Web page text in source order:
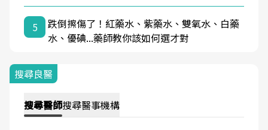
5
跌倒擦傷了！紅藥水、紫藥水、雙氧水、白藥
水、優碘...藥師教你該如何選才對
搜尋良醫
搜尋醫師搜尋醫事機構